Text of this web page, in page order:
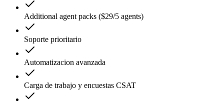
Additional agent packs ($29/5 agents)
Soporte prioritario
Automatizacion avanzada
Carga de trabajo y encuestas CSAT